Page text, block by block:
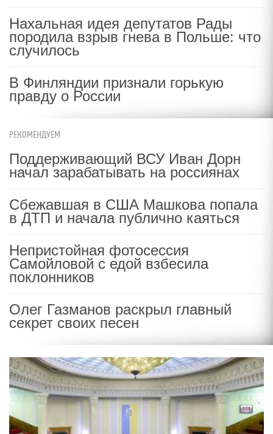
Нахальная идея депутатов Рады
породила взрыв гнева в Польше: что
случилось
В Финляндии признали горькую
правду о России
РЕКОМЕНДУЕМ
Поддерживающий ВСУ Иван Дорн
начал зарабатывать на россиянах
Сбежавшая в США Машкова попала
в ДТП и начала публично каяться
Непристойная фотосессия
Самойловой с едой взбесила
поклонников
Олег Газманов раскрыл главный
секрет своих песен